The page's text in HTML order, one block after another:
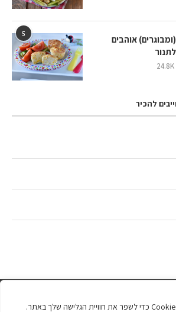
אנו משתמשים בקובצי Cookie כדי לשפר את חוויית הגלישה שלך באתר.
5
אוהבים
להכיר